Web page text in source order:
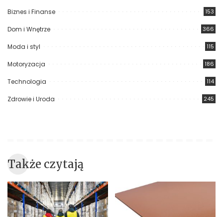
Biznes i Finanse 153
Dom i Wnętrze 366
Moda i styl 115
Motoryzacja 186
Technologia 114
Zdrowie i Uroda 245
Także czytają